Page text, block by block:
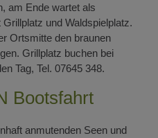
am Ende wartet als
und Waldspielplatz.
Ortsmitte den braunen
Grillplatz buchen bei
Tag, Tel. 07645 348.
Bootsfahrt
anmutenden Seen und